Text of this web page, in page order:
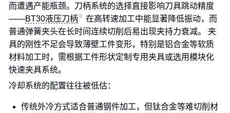
而遭遇产能瓶颈。刀柄系统的选择直接影响刀具跳动精度
——BT30液压刀柄
在高转速加工中能显著降低振动，而
普通弹簧夹头在长时间连续切削后易出现夹持力衰减。 夹
具的刚性不足会导致薄壁工件变形，特别是铝合金等软质
材料加工时，需根据工件形状定制专用夹具或选用模块化
快速夹具系统。
冷却系统的配置往往被低估：
传统外冷方式适合普通钢件加工，但钛合金等难切削材